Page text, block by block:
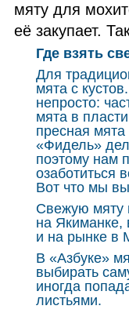
мяту для
её закупает.
Где взять
Для
мята с
непросто:
мята в
пресная
«Фидель»
поэтому нам
озаботиться
Вот что мы
Свежую мяту
на
и на рынке в
В «Азбуке»
выбирать
иногда
листьями.